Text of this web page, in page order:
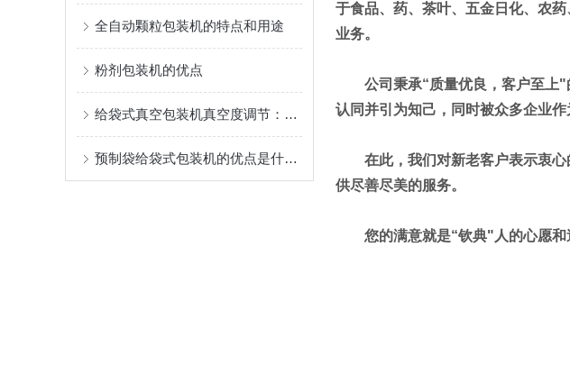
全自动颗粒包装机的特点和用途
粉剂包装机的优点
给袋式真空包装机真空度调节：根据不同食品需求设定参数
预制袋给袋式包装机的优点是什么？
于食品、药、茶叶、五金日化、农
业务。
公司秉承“质量优良 ，客户至上
认同并引为知己，同时被众多企业
在此，我们对新老客户表示衷
供尽善尽美的服务。
您的满意就是“钦典"人的心愿